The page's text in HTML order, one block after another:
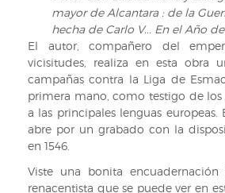
Oviedo,
1547.
Mapa
indicando
la
laguna
de
Maracaibo
mayor de Alcantara : de la
hecha de Carlo V... En el Año
El autor, compañero del
vicisitudes, realiza en esta obra
campañas contra la Liga de
primera mano, como testigo de los
a las principales lenguas europeas.
abre por un grabado con la
en 1546.
Viste una bonita encuadernación
renacentista que se puede ver en